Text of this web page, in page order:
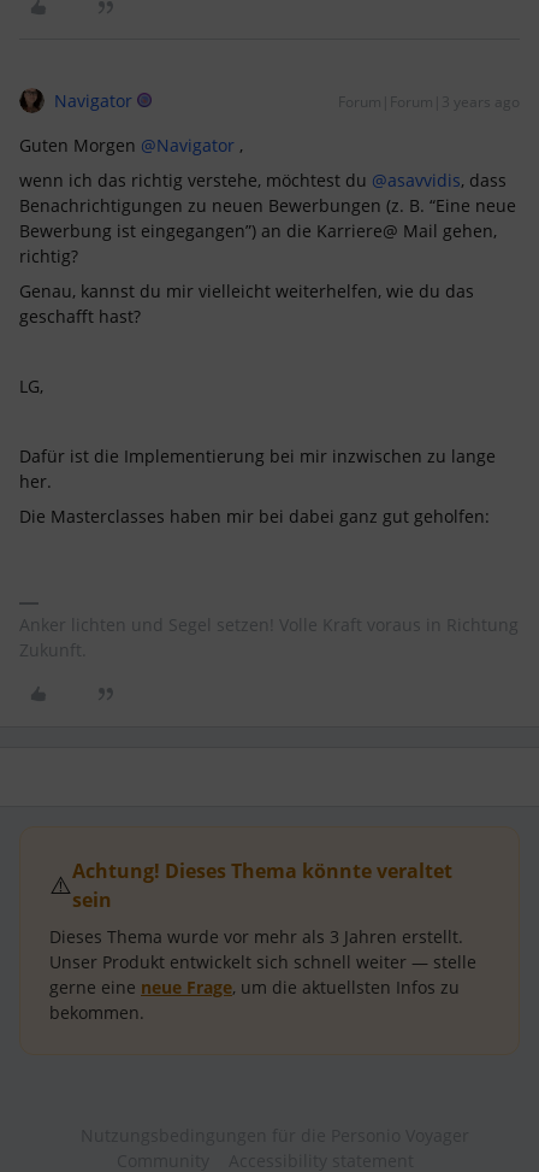
Navigator Forum|Forum|3 years ago
Guten Morgen @Navigator ,
wenn ich das richtig verstehe, möchtest du @asavvidis, dass
Benachrichtigungen zu neuen Bewerbungen (z. B. “Eine neue
Bewerbung ist eingegangen”) an die Karriere@ Mail gehen,
richtig?
Genau, kannst du mir vielleicht weiterhelfen, wie du das
geschafft hast?
LG,
Dafür ist die Implementierung bei mir inzwischen zu lange
her.
Die Masterclasses haben mir bei dabei ganz gut geholfen:
Anker lichten und Segel setzen! Volle Kraft voraus in Richtung
Zukunft.
⚠️Achtung! Dieses Thema könnte veraltet
sein
Dieses Thema wurde vor mehr als 3 Jahren erstellt.
Unser Produkt entwickelt sich schnell weiter — stelle
gerne eine neue Frage, um die aktuellsten Infos zu
bekommen.